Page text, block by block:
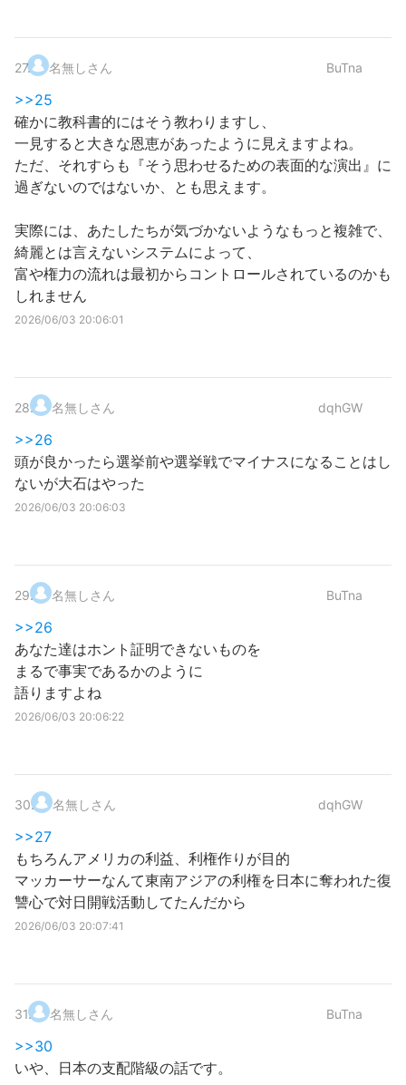
27. 名無しさん BuTna
>>25
確かに教科書的にはそう教わりますし、
一見すると大きな恩恵があったように見えますよね。
ただ、それすらも『そう思わせるための表面的な演出』に
過ぎないのではないか、とも思えます。
実際には、あたしたちが気づかないようなもっと複雑で、
綺麗とは言えないシステムによって、
富や権力の流れは最初からコントロールされているのかも
しれません
2026/06/03 20:06:01
28. 名無しさん dqhGW
>>26
頭が良かったら選挙前や選挙戦でマイナスになることはし
ないが大石はやった
2026/06/03 20:06:03
29. 名無しさん BuTna
>>26
あなた達はホント証明できないものを
まるで事実であるかのように
語りますよね
2026/06/03 20:06:22
30. 名無しさん dqhGW
>>27
もちろんアメリカの利益、利権作りが目的
マッカーサーなんて東南アジアの利権を日本に奪われた復
讐心で対日開戦活動してたんだから
2026/06/03 20:07:41
31. 名無しさん BuTna
>>30
いや、日本の支配階級の話です。